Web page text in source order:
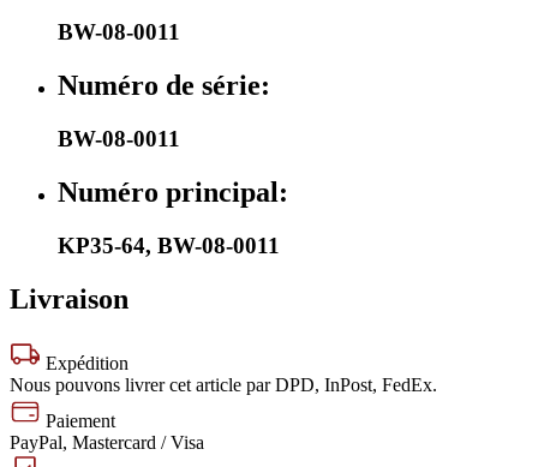
BW-08-0011
Numéro de série:
BW-08-0011
Numéro principal:
KP35-64, BW-08-0011
Livraison
Expédition
Nous pouvons livrer cet article par DPD, InPost, FedEx.
Paiement
PayPal, Mastercard / Visa